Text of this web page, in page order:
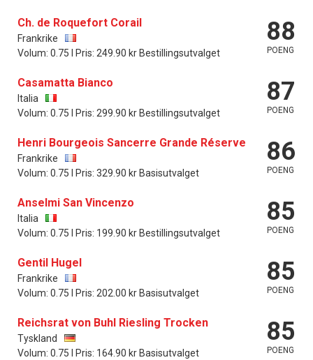
Ch. de Roquefort Corail
Frankrike
Volum: 0.75 l Pris: 249.90 kr Bestillingsutvalget
88
POENG
Casamatta Bianco
Italia
Volum: 0.75 l Pris: 299.90 kr Bestillingsutvalget
87
POENG
Henri Bourgeois Sancerre Grande Réserve
Frankrike
Volum: 0.75 l Pris: 329.90 kr Basisutvalget
86
POENG
Anselmi San Vincenzo
Italia
Volum: 0.75 l Pris: 199.90 kr Bestillingsutvalget
85
POENG
Gentil Hugel
Frankrike
Volum: 0.75 l Pris: 202.00 kr Basisutvalget
85
POENG
Reichsrat von Buhl Riesling Trocken
Tyskland
Volum: 0.75 l Pris: 164.90 kr Basisutvalget
85
POENG